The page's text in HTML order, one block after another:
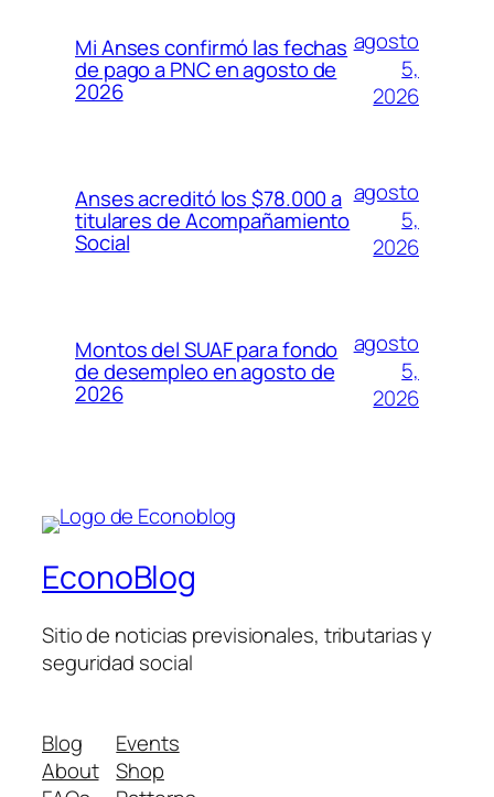
Mi Anses confirmó las fechas
de pago a PNC en agosto de
2026
agosto
5,
2026
Anses acreditó los $78.000 a
titulares de Acompañamiento
Social
agosto
5,
2026
Montos del SUAF para fondo
de desempleo en agosto de
2026
agosto
5,
2026
EconoBlog
Sitio de noticias previsionales, tributarias y
seguridad social
Blog
About
Events
Shop